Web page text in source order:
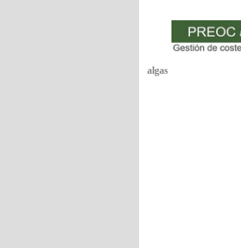
algas